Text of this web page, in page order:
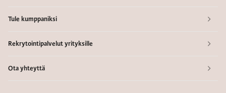
Tule kumppaniksi
Rekrytointipalvelut yrityksille
Ota yhteyttä